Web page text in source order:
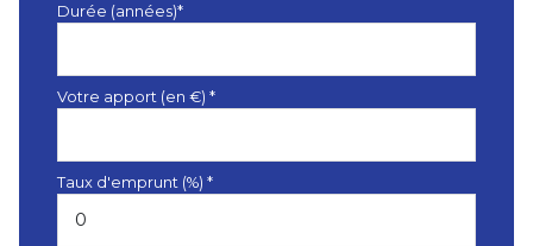
Durée (années)*
Votre apport (en €) *
Taux d'emprunt (%) *